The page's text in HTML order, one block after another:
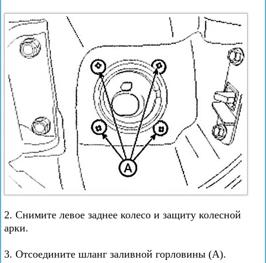
2. Снимите левое заднее колесо и защиту колесной
арки.
3. Отсоедините шланг заливной горловины (А).